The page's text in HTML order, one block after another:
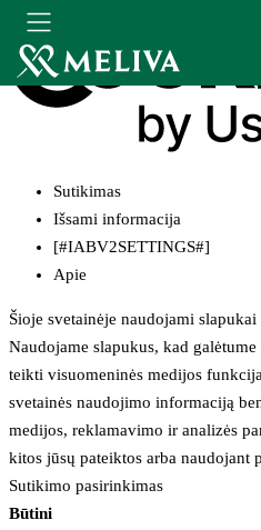
Sutikimas
Išsami informacija
[#IABV2SETTINGS#]
Apie
Šioje svetainėje naudojami slapukai
Naudojame slapukus, kad
teikti visuomeninės medijos
svetainės naudojimo informaciją
medijos, reklamavimo ir analizės
kitos jūsų pateiktos arba naudojant
Sutikimo pasirinkimas
Būtini